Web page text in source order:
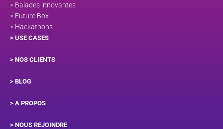
> Balades innovantes
> Future Box
> Hackathons
> USE CASES
> NOS CLIENTS
> BLOG
> A PROPOS
> NOUS REJOINDRE